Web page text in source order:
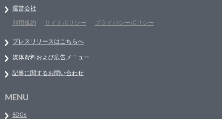
運営会社
利用規約
サイトポリシー プライバシーポリシー
プレスリリースはこちらへ
媒体資料および広告メニュー
記事に関するお問い合わせ
MENU
SDGs